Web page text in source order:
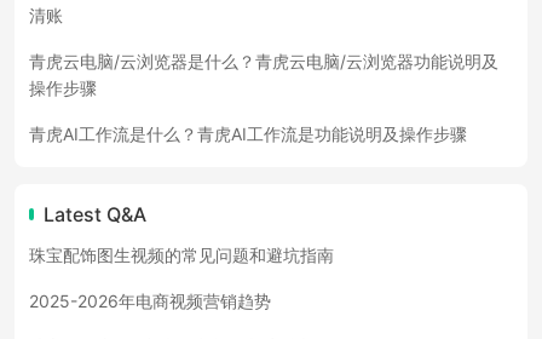
清账
青虎云电脑/云浏览器是什么？青虎云电脑/云浏览器功能说明及
操作步骤
青虎AI工作流是什么？青虎AI工作流是功能说明及操作步骤
Latest Q&A
珠宝配饰图生视频的常见问题和避坑指南
2025-2026年电商视频营销趋势